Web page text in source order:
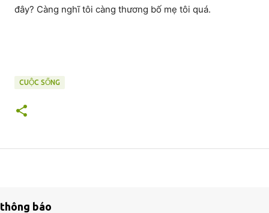
đây? Càng nghĩ tôi càng thương bố mẹ tôi quá.
CUỘC SỐNG
thông báo